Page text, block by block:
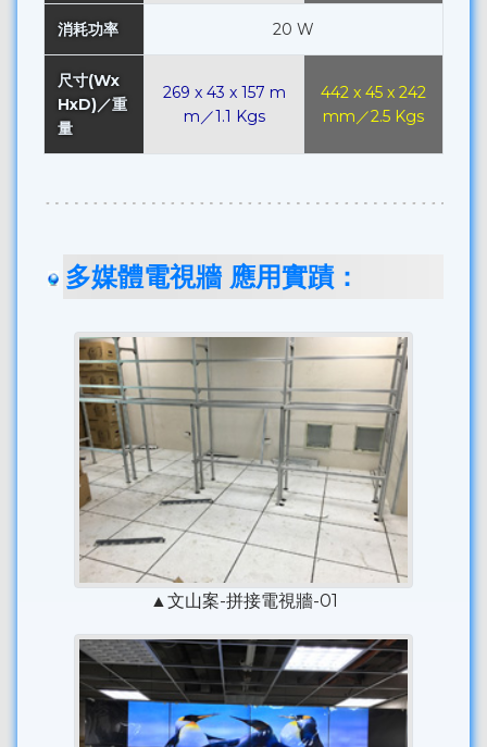
消耗功率 20 W
尺寸(Wx
HxD)／重
量
269 x 43 x 157 m
m／1.1 Kgs
442 x 45 x 242
mm／2.5 Kgs
多媒體電視牆 應用實蹟：
▲文山案-拼接電視牆-01